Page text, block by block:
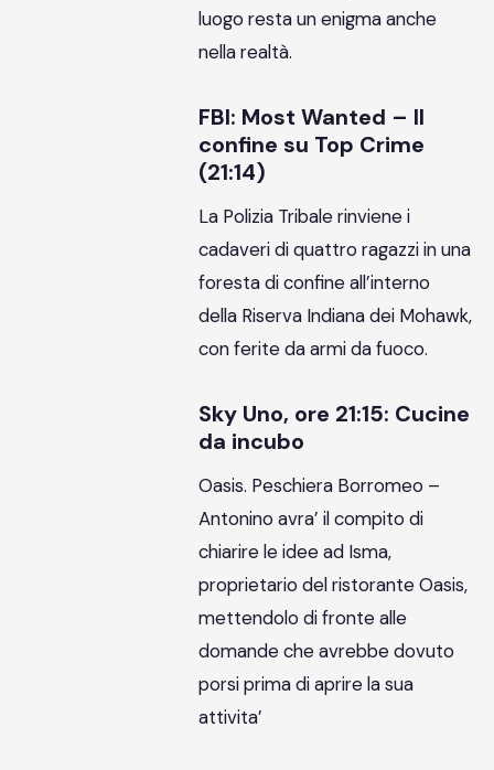
luogo resta un enigma anche
nella realtà.
FBI: Most Wanted – Il
confine su Top Crime
(21:14)
La Polizia Tribale rinviene i
cadaveri di quattro ragazzi in una
foresta di confine all’interno
della Riserva Indiana dei Mohawk,
con ferite da armi da fuoco.
Sky Uno, ore 21:15: Cucine
da incubo
Oasis. Peschiera Borromeo –
Antonino avra’ il compito di
chiarire le idee ad Isma,
proprietario del ristorante Oasis,
mettendolo di fronte alle
domande che avrebbe dovuto
porsi prima di aprire la sua
attivita’